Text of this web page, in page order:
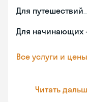
Для путешествий
Для начинающих
Все услуги и
Читать